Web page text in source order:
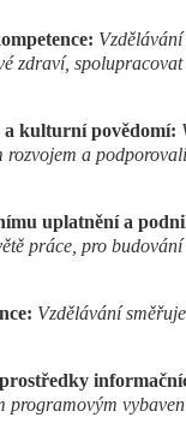
zdraví,
a kulturní povědomí:
rozvojem a
uplatnění a
práce, pro
Vzdělávání
programovým